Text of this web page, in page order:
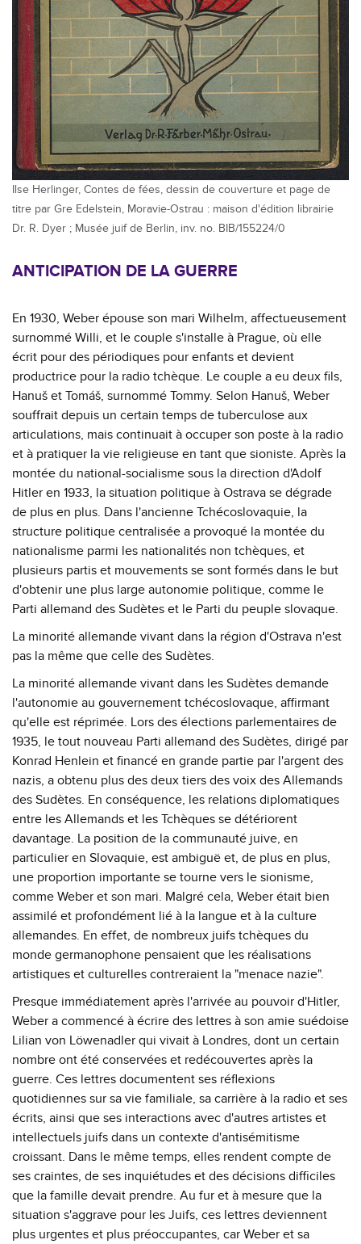
Ilse Herlinger, Contes de fées, dessin de couverture et page de
titre par Gre Edelstein, Moravie-Ostrau : maison d'édition librairie
Dr. R. Dyer ; Musée juif de Berlin, inv. no. BIB/155224/0
ANTICIPATION DE LA GUERRE
En 1930, Weber épouse son mari Wilhelm, affectueusement
surnommé Willi, et le couple s'installe à Prague, où elle
écrit pour des périodiques pour enfants et devient
productrice pour la radio tchèque. Le couple a eu deux fils,
Hanuš et Tomáš, surnommé Tommy. Selon Hanuš, Weber
souffrait depuis un certain temps de tuberculose aux
articulations, mais continuait à occuper son poste à la radio
et à pratiquer la vie religieuse en tant que sioniste. Après la
montée du national-socialisme sous la direction d'Adolf
Hitler en 1933, la situation politique à Ostrava se dégrade
de plus en plus. Dans l'ancienne Tchécoslovaquie, la
structure politique centralisée a provoqué la montée du
nationalisme parmi les nationalités non tchèques, et
plusieurs partis et mouvements se sont formés dans le but
d'obtenir une plus large autonomie politique, comme le
Parti allemand des Sudètes et le Parti du peuple slovaque.
La minorité allemande vivant dans la région d'Ostrava n'est
pas la même que celle des Sudètes.
La minorité allemande vivant dans les Sudètes demande
l'autonomie au gouvernement tchécoslovaque, affirmant
qu'elle est réprimée. Lors des élections parlementaires de
1935, le tout nouveau Parti allemand des Sudètes, dirigé par
Konrad Henlein et financé en grande partie par l'argent des
nazis, a obtenu plus des deux tiers des voix des Allemands
des Sudètes. En conséquence, les relations diplomatiques
entre les Allemands et les Tchèques se détériorent
davantage. La position de la communauté juive, en
particulier en Slovaquie, est ambiguë et, de plus en plus,
une proportion importante se tourne vers le sionisme,
comme Weber et son mari. Malgré cela, Weber était bien
assimilé et profondément lié à la langue et à la culture
allemandes. En effet, de nombreux juifs tchèques du
monde germanophone pensaient que les réalisations
artistiques et culturelles contreraient la "menace nazie".
Presque immédiatement après l'arrivée au pouvoir d'Hitler,
Weber a commencé à écrire des lettres à son amie suédoise
Lilian von Löwenadler qui vivait à Londres, dont un certain
nombre ont été conservées et redécouvertes après la
guerre. Ces lettres documentent ses réflexions
quotidiennes sur sa vie familiale, sa carrière à la radio et ses
écrits, ainsi que ses interactions avec d'autres artistes et
intellectuels juifs dans un contexte d'antisémitisme
croissant. Dans le même temps, elles rendent compte de
ses craintes, de ses inquiétudes et des décisions difficiles
que la famille devait prendre. Au fur et à mesure que la
situation s'aggrave pour les Juifs, ces lettres deviennent
plus urgentes et plus préoccupantes, car Weber et sa